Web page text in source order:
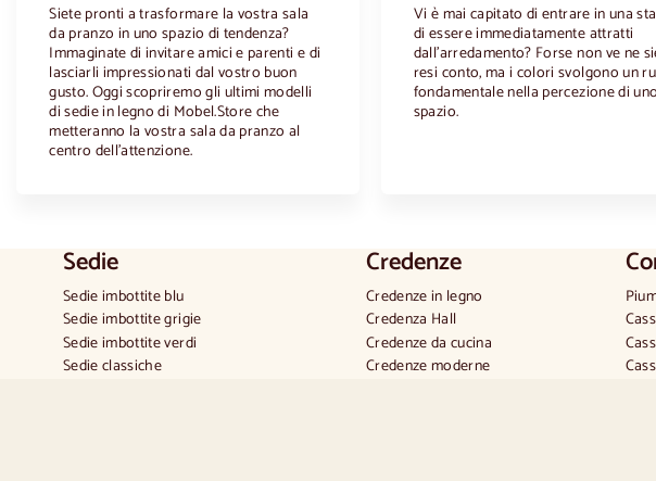
Siete pronti a trasformare la vostra sala
da pranzo in uno spazio di tendenza?
Immaginate di invitare amici e parenti e di
lasciarli impressionati dal vostro buon
gusto. Oggi scopriremo gli ultimi modelli
di sedie in legno di Mobel.Store che
metteranno la vostra sala da pranzo al
centro dell'attenzione.
Vi è mai capitato di entrare in una
di essere immediatamente attratti
dall'arredamento? Forse non ve ne
resi conto, ma i colori svolgono un
fondamentale nella percezione di
spazio.
Sedie
Sedie imbottite blu
Sedie imbottite grigie
Sedie imbottite verdi
Sedie classiche
Credenze
Credenze in legno
Credenza Hall
Credenze da cucina
Credenze moderne